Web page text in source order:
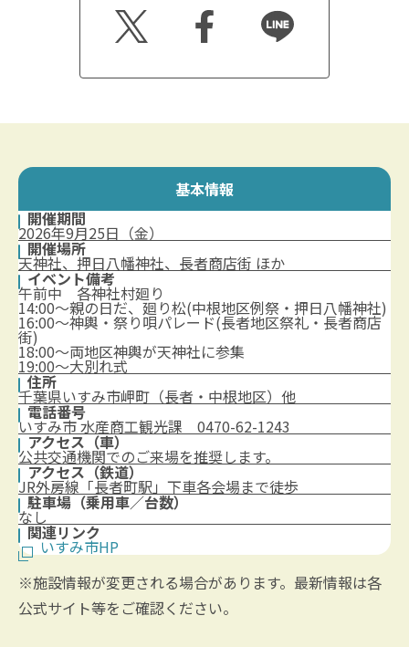
Twitt
er
Faceb
ook
Line
基本情報
開催期間
2026年9月25日（金）
開催場所
天神社、押日八幡神社、長者商店街 ほか
イベント備考
午前中 各神社村廻り
14:00～親の日だ、廻り松(中根地区例祭・押日八幡神社)
16:00～神輿・祭り唄パレード(長者地区祭礼・長者商店
街)
18:00～両地区神輿が天神社に参集
19:00～大別れ式
住所
千葉県いすみ市岬町（長者・中根地区）他
電話番号
いすみ市 水産商工観光課 0470-62-1243
アクセス（車）
公共交通機関でのご来場を推奨します。
アクセス（鉄道）
JR外房線「長者町駅」下車各会場まで徒歩
駐車場（乗用車／台数）
なし
関連リンク
いすみ市HP
※施設情報が変更される場合があります。最新情報は各
公式サイト等をご確認ください。